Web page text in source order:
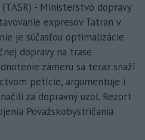
- Ministerstvo dopravy
expresov Tatran v
je súčasťou optimalizácie
dopravy na trase
zámeru sa teraz snaží
petície, argumentuje i
za dopravný uzol. Rezort
Považskobystričania